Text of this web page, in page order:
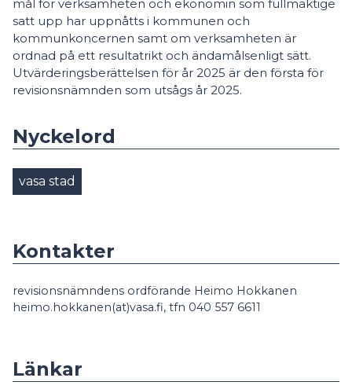
mål för verksamheten och ekonomin som fullmäktige
satt upp har uppnåtts i kommunen och
kommunkoncernen samt om verksamheten är
ordnad på ett resultatrikt och ändamålsenligt sätt.
Utvärderingsberättelsen för år 2025 är den första för
revisionsnämnden som utsågs år 2025.
Nyckelord
vasa stad
Kontakter
revisionsnämndens ordförande Heimo Hokkanen
heimo.hokkanen(at)vasa.fi, tfn 040 557 6611
Länkar